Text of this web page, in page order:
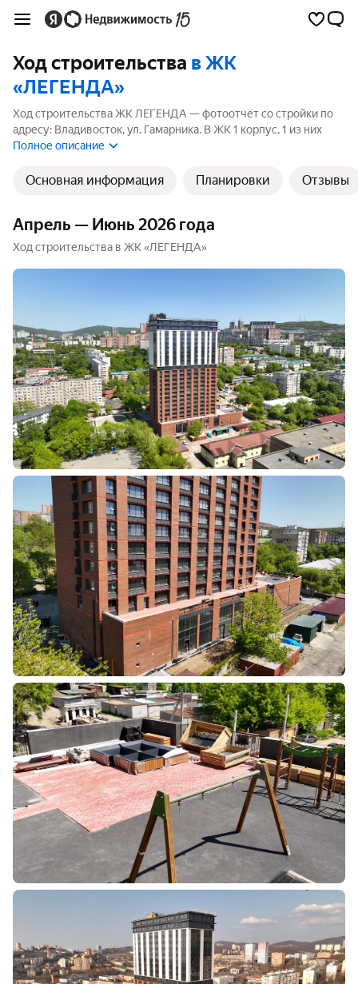
Ход строительства в ЖК
«ЛЕГЕНДА»
Ход строительства ЖК ЛЕГЕНДА — фотоотчёт со стройки по
адресу: Владивосток, ул. Гамарника. В ЖК 1 корпус, 1 из них
ещё строится. Ближайший срок сдачи — 3 квартал 2026 года.
Полное описание
Основная информация Планировки Отзывы
Апрель — Июнь 2026 года
Ход строительства в ЖК «ЛЕГЕНДА»